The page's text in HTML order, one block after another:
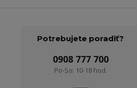
Potrebujete poradiť?
0908 777 700
Po-So: 10-18 hod.